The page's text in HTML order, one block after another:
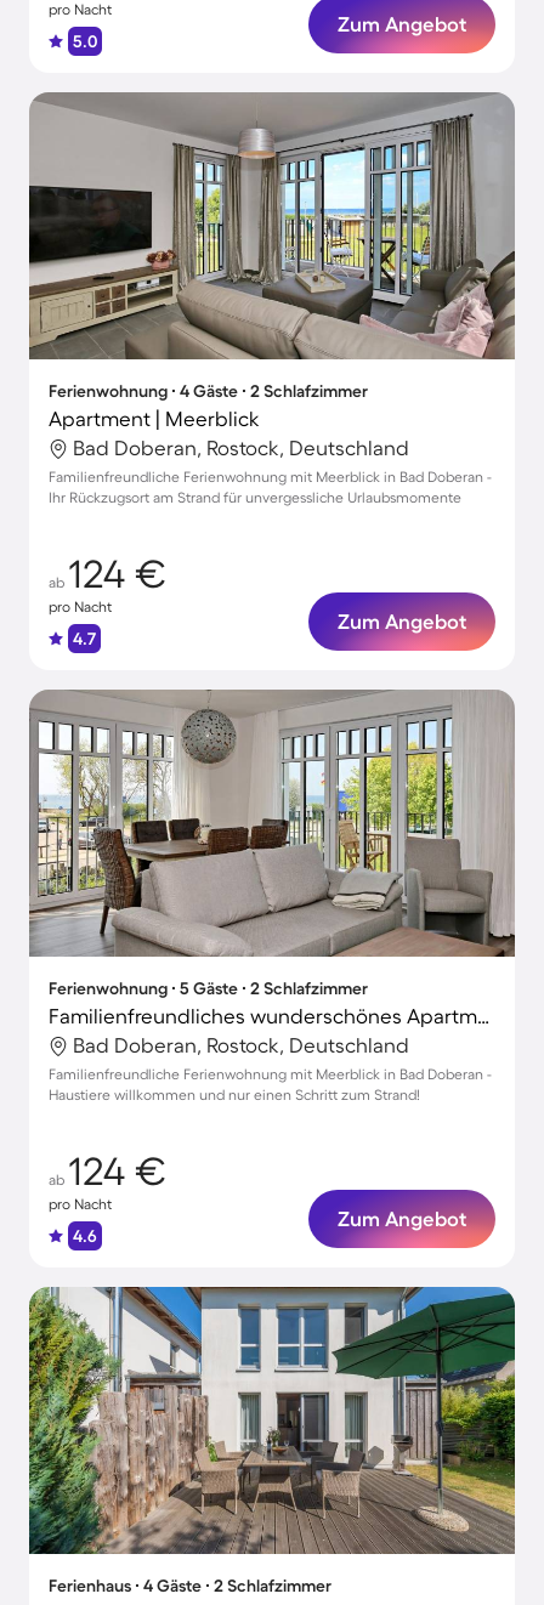
pro Nacht
5.0
Zum Angebot
Ferienwohnung ∙ 4 Gäste ∙ 2 Schlafzimmer
Apartment | Meerblick
Bad Doberan, Rostock, Deutschland
Familienfreundliche Ferienwohnung mit Meerblick in Bad Doberan -
Ihr Rückzugsort am Strand für unvergessliche Urlaubsmomente
ab 124 €
pro Nacht
4.7
Zum Angebot
Ferienwohnung ∙ 5 Gäste ∙ 2 Schlafzimmer
Familienfreundliches wunderschönes Apartment | Meerblick | Strand in der Nähe | Haustiere erlaubt
Bad Doberan, Rostock, Deutschland
Familienfreundliche Ferienwohnung mit Meerblick in Bad Doberan -
Haustiere willkommen und nur einen Schritt zum Strand!
ab 124 €
pro Nacht
4.6
Zum Angebot
Ferienhaus ∙ 4 Gäste ∙ 2 Schlafzimmer